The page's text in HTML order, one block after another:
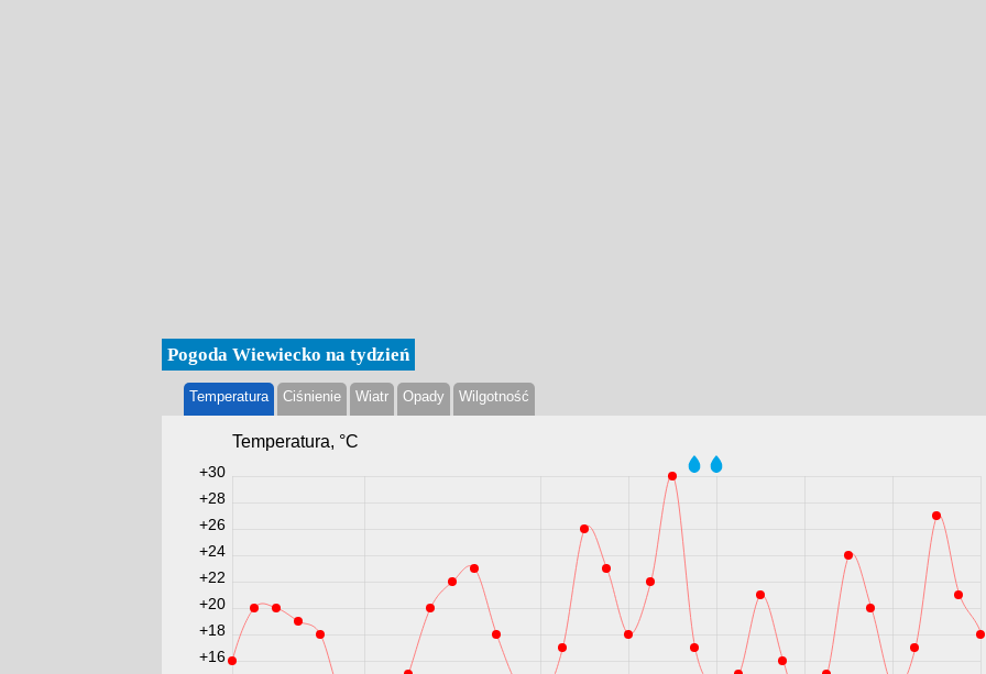
Pogoda Wiewiecko na tydzień
Temperatura Ciśnienie Wiatr Opady Wilgotność
Temperatura, °С
+16
+18
+20
+22
+24
+26
+28
+30